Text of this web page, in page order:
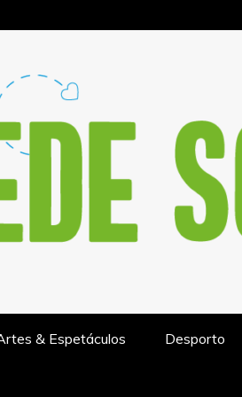
& Espetáculos Desporto